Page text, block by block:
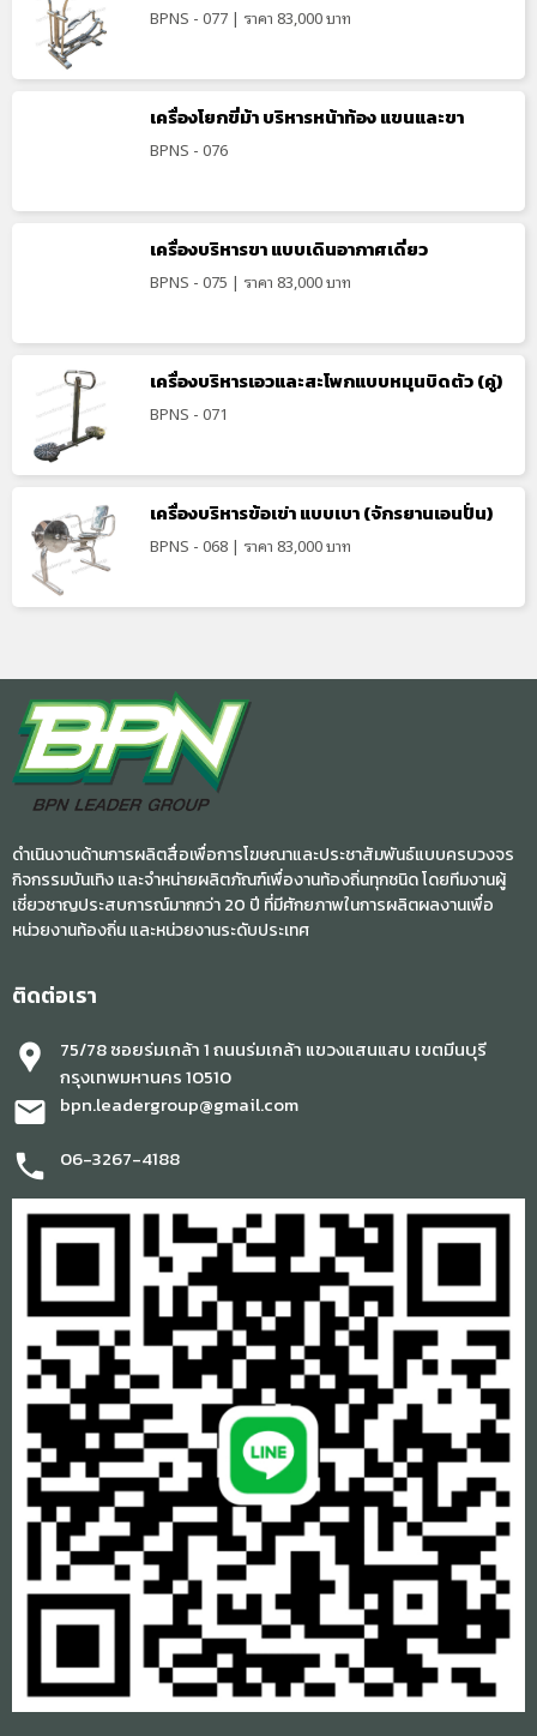
BPNS - 077 | ราคา 83,000 บาท
เครื่องโยกขี่ม้า บริหารหน้าท้อง แขนและขา
BPNS - 076
เครื่องบริหารขา แบบเดินอากาศเดี่ยว
BPNS - 075 | ราคา 83,000 บาท
เครื่องบริหารเอวและสะโพกแบบหมุนบิดตัว (คู่)
BPNS - 071
เครื่องบริหารข้อเข่า แบบเบา (จักรยานเอนปั่น)
BPNS - 068 | ราคา 83,000 บาท
ดำเนินงานด้านการผลิตสื่อเพื่อการโฆษณาและประชาสัมพันธ์แบบครบวงจร
กิจกรรมบันเทิง และจำหน่ายผลิตภัณฑ์เพื่องานท้องถิ่นทุกชนิด โดยทีมงานผู้
เชี่ยวชาญประสบการณ์มากกว่า 20 ปี ที่มีศักยภาพในการผลิตผลงานเพื่อ
หน่วยงานท้องถิ่น และหน่วยงานระดับประเทศ
ติดต่อเรา
location_pin
75/78 ซอยร่มเกล้า 1 ถนนร่มเกล้า แขวงแสนแสบ เขตมีนบุรี
กรุงเทพมหานคร 10510
mail bpn.leadergroup@gmail.com
phone 06-3267-4188